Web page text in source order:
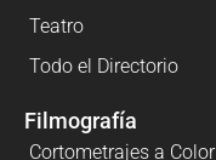
Teatro
Todo el Directorio
Filmografía
Cortometrajes a Color